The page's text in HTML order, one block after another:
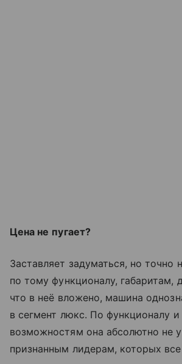
Цена не пугает?
Заставляет задуматься, но точно
по тому функционалу, габаритам,
что в неё вложено, машина
в сегмент люкс. По функционалу и
возможностям она абсолютно не
признанным лидерам, которых